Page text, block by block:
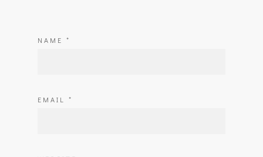
NAME *
EMAIL *